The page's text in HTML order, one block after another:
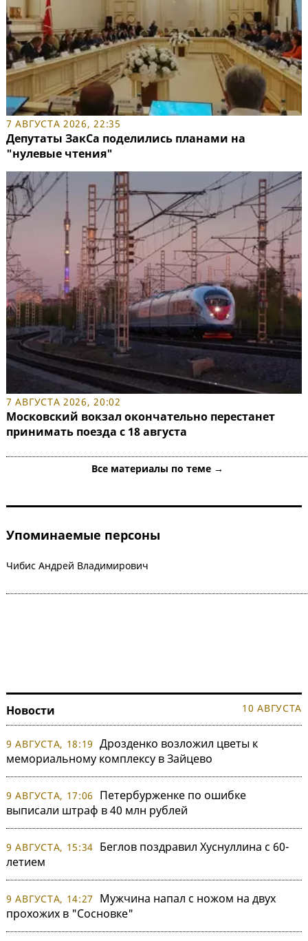
7 АВГУСТА 2026, 22:35
Депутаты ЗакСа поделились планами на
"нулевые чтения"
7 АВГУСТА 2026, 20:02
Московский вокзал окончательно перестанет
принимать поезда с 18 августа
Все материалы по теме →
Упоминаемые персоны
Чибис Андрей Владимирович
Новости 10 АВГУСТА
9 АВГУСТА, 18:19 Дрозденко возложил цветы к
мемориальному комплексу в Зайцево
9 АВГУСТА, 17:06
Петербурженке по ошибке
выписали штраф в 40 млн рублей
9 АВГУСТА, 15:34 Беглов поздравил Хуснуллина с 60-
летием
9 АВГУСТА, 14:27
Мужчина напал с ножом на двух
прохожих в "Сосновке"